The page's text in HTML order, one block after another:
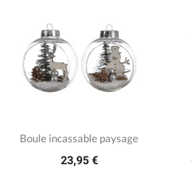
Boule incassable paysage
23,95 €